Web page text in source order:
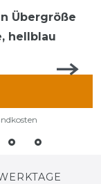
Übergröße
hellblau